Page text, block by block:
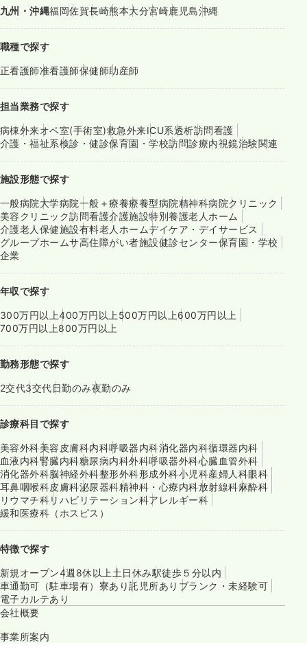
九州・沖縄福岡佐賀長崎熊本大分宮崎鹿児島沖縄
職種で探す
正看護師准看護師保健師助産師
担当業務で探す
病棟外来オペ室(手術室)救急外来ICU系透析訪問看護
介護・福祉系検診・健診保育園・学校訪問診療内視鏡治験関連
施設形態で探す
一般病院大学病院一般＋療養療養型病院精神科病院クリニック
美容クリニック訪問看護介護施設特別養護老人ホーム
介護老人保健施設有料老人ホームデイケア・デイサービス
グループホームサ高住障がい者施設健診センター保育園・学校
企業
年収で探す
300万円以上400万円以上 500万円以上600万円以上
700万円以上800万円以上
勤務形態で探す
2交代3交代日勤のみ夜勤のみ
診療科目で探す
美容外科美容皮膚科内科呼吸器内科消化器内科循環器内科
血液内科腎臓内科糖尿病内科外科呼吸器外科心臓血管外科
消化器外科脳神経外科整形外科形成外科小児科産婦人科眼科
耳鼻咽喉科皮膚科泌尿器科精神科・心療内科放射線科麻酔科
リウマチ科リハビリテーション科アレルギー科
緩和医療科（ホスピス）
特徴で探す
新規オープン4週8休以上 土日休み駅徒歩５分以内
車通勤可（駐車場有） 寮あり託児所あり ブランク・未経験可
電子カルテあり
会社概要
事業所案内